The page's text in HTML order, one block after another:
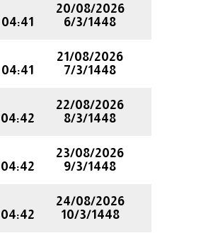
20/08/2026
6/3/1448
04:41 ص
21/08/2026
7/3/1448
04:41 ص
22/08/2026
8/3/1448
04:42 ص
23/08/2026
9/3/1448
04:42 ص
24/08/2026
10/3/1448
04:42 ص